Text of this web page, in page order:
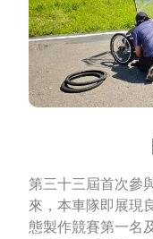
第三十三屆首次參
來，本車隊即展現
態製作競賽第一名